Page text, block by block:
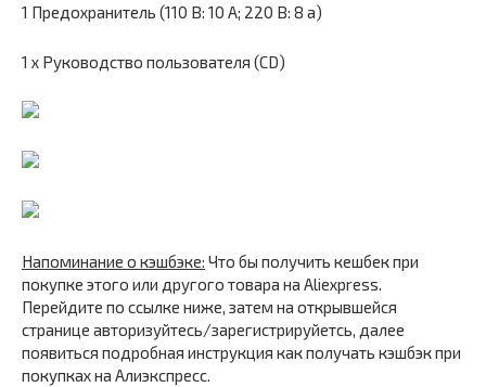
1 Предохранитель (110 В: 10 А; 220 В: 8 а)
1 x Руководство пользователя (CD)
Напоминание о кэшбэке: Что бы получить кешбек при
покупке этого или другого товара на Aliexpress.
Перейдите по ссылке ниже, затем на открывшейся
странице авторизуйтесь/зарегистрируйетсь, далее
появиться подробная инструкция как получать кэшбэк при
покупках на Алиэкспресс.